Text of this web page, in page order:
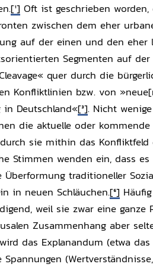
[1] Oft ist geschrieben
zwischen dem eher
auf der einen und den
Segmenten auf
quer durch die
Konfliktlinien bzw. von
in Deutschland«[3]. Nicht
die aktuelle oder
sie mithin das Konfliktfeld
Stimmen wenden ein, dass
Überformung traditioneller
in neuen Schläuchen.[6]
weil sie zwar eine ganze
Zusammenhang aber
das Explanandum (etwa
Spannungen